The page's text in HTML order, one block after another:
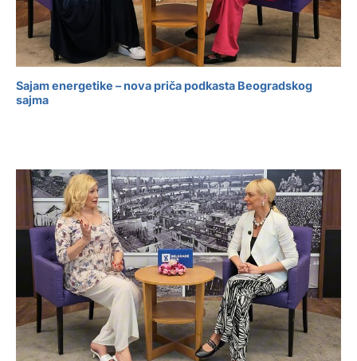
Sajam energetike – nova priča podkasta Beogradskog
sajma